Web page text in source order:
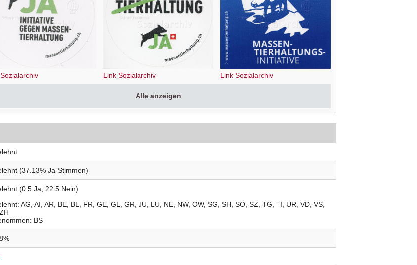
Link Sozialarchiv Link Sozialarchiv
Alle anzeigen
(37.13% Ja-Stimmen)
(0.5 Ja, 22.5 Nein)
AG AI AR BE BL FR GE GL GR JU LU NE NW OW SG SH SO SZ TG TI UR VD VS
ZH
BS